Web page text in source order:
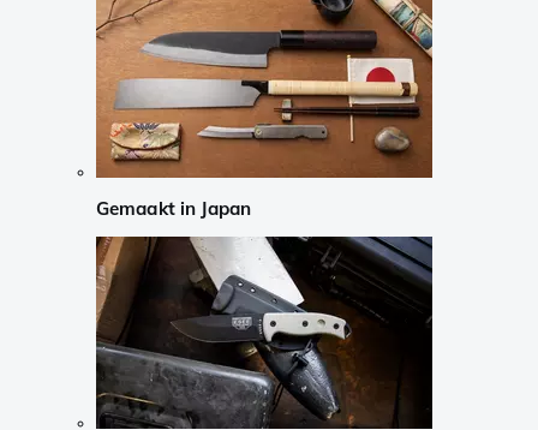
Gemaakt in Japan